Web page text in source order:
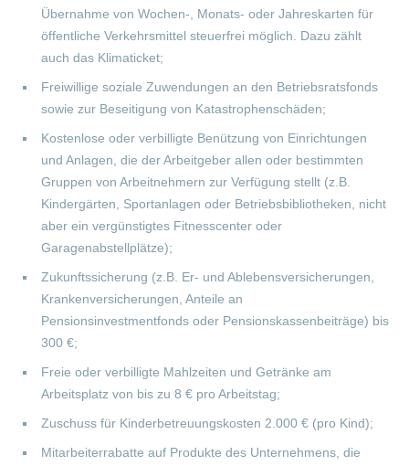
Übernahme von Wochen-, Monats- oder Jahreskarten für
öffentliche Verkehrsmittel steuerfrei möglich. Dazu zählt
auch das Klimaticket;
Freiwillige soziale Zuwendungen an den Betriebsratsfonds
sowie zur Beseitigung von Katastrophenschäden;
Kostenlose oder verbilligte Benützung von Einrichtungen
und Anlagen, die der Arbeitgeber allen oder bestimmten
Gruppen von Arbeitnehmern zur Verfügung stellt (z.B.
Kindergärten, Sportanlagen oder Betriebsbibliotheken, nicht
aber ein vergünstigtes Fitnesscenter oder
Garagenabstellplätze);
Zukunftssicherung (z.B. Er- und Ablebensversicherungen,
Krankenversicherungen, Anteile an
Pensionsinvestmentfonds oder Pensionskassenbeiträge) bis
300 €;
Freie oder verbilligte Mahlzeiten und Getränke am
Arbeitsplatz von bis zu 8 € pro Arbeitstag;
Zuschuss für Kinderbetreuungskosten 2.000 € (pro Kind);
Mitarbeiterrabatte auf Produkte des Unternehmens, die